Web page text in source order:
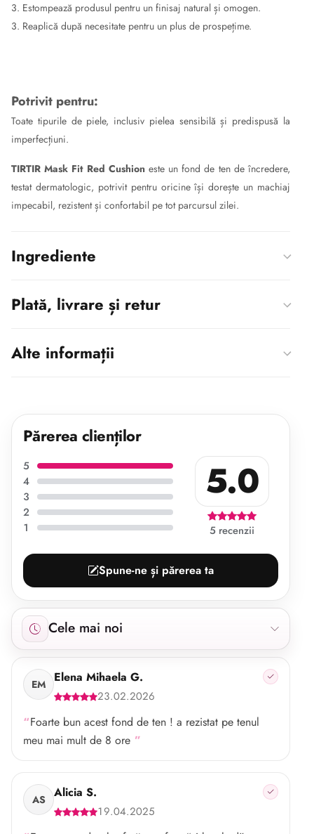
3. Estompează produsul pentru un finisaj natural și omogen.
3. Reaplică după necesitate pentru un plus de prospețime.
Potrivit pentru:
Toate tipurile de piele, inclusiv pielea sensibilă și predispusă la
imperfecțiuni.
TIRTIR Mask Fit Red Cushioneste un fond de ten de încredere,
testat dermatologic, potrivit pentru oricine își dorește un machiaj
impecabil, rezistent și confortabil pe tot parcursul zilei.
Ingrediente
Plată, livrare și retur
Alte informații
Părerea clienților
5
4
3
2
1
5.0
5 recenzii
Spune-ne și părerea ta
Cele mai noi
Afișăm 5 recenzii începând cu cele mai noi.
EM Elena Mihaela G.
23.02.2026
Foarte bun acest fond de ten ! a rezistat pe tenul
meu mai mult de 8 ore
AS Alicia S.
19.04.2025